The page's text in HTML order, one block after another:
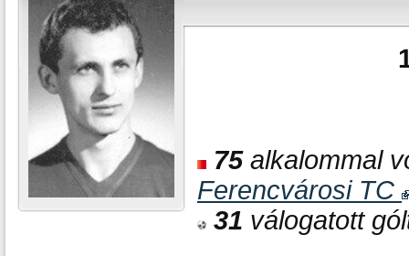
75alkalommal
Ferencvárosi TC
31 válogatott